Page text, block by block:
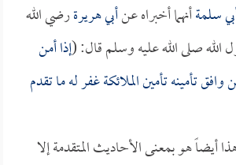
سلمةأنهما أخبراه عنأبي هريرةرضي الله
الله صلى الله عليه وسلم قال: (إذا أمن
وافق تأمينه تأمين الملائكة غفر له ما تقدم
أيضاً هو بمعنى الأحاديث المتقدمة إلا